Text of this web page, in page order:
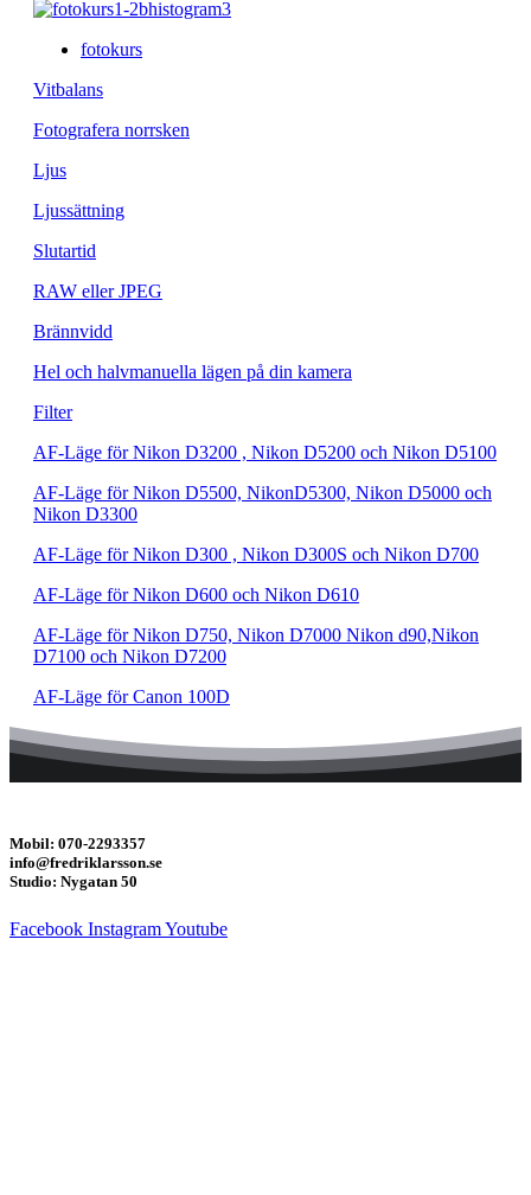
fotokurs
Vitbalans
Fotografera norrsken
Ljus
Ljussättning
Slutartid
RAW eller JPEG
Brännvidd
Hel och halvmanuella lägen på din kamera
Filter
AF-Läge för Nikon D3200 , Nikon D5200 och Nikon D5100
AF-Läge för Nikon D5500, NikonD5300, Nikon D5000 och
Nikon D3300
AF-Läge för Nikon D300 , Nikon D300S och Nikon D700
AF-Läge för Nikon D600 och Nikon D610
AF-Läge för Nikon D750, Nikon D7000 Nikon d90,Nikon
D7100 och Nikon D7200
AF-Läge för Canon 100D
Mobil: 070-2293357
info@fredriklarsson.se
Studio: Nygatan 50
Facebook InstagramYoutube